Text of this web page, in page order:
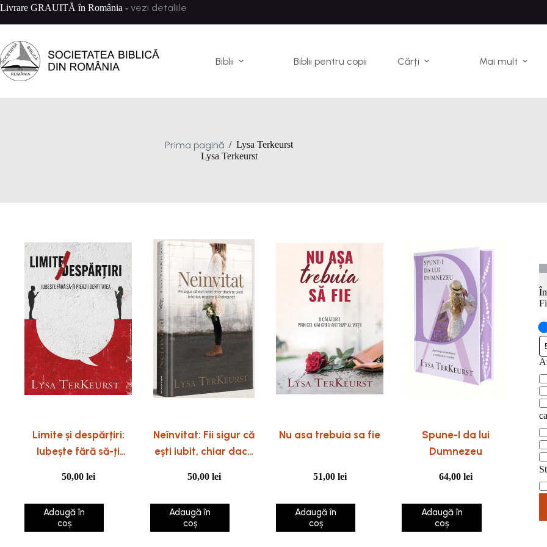
Sari
conținut
Livrare GRAUITĂ în România - vezi detaliile
Biblii Biblii pentru copii Cărți Mai mult
Prima pagină / Lysa Terkeurst
Lysa Terkeurst
Limite și despărțiri:
Iubește fără să-ți
50,00 lei
Adaugă în
coș
Neînvitat: Fii sigur că
ești iubit, chiar dacă
respins și însingurat
50,00 lei
Adaugă în
coș
Nu asa trebuia sa fie
51,00 lei
Adaugă în
coș
Spune-I da lui
Dumnezeu
64,00lei
Adaugă în
coș